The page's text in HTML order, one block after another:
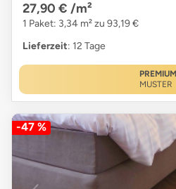
27,90 € /m²
1 Paket: 3,34 m² zu 93,19 €
Lieferzeit: 12 Tage
PREMIUM
MUSTER
-47 %